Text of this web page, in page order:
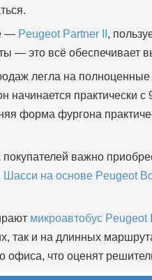
— Peugeot Partner II ,
— это всё обеспечивает
легла на
начинается практически
форма фургона
важно
Шасси на основе Peugeot
микроавтобус Peugeot
так и на длинных
офиса, что оценят